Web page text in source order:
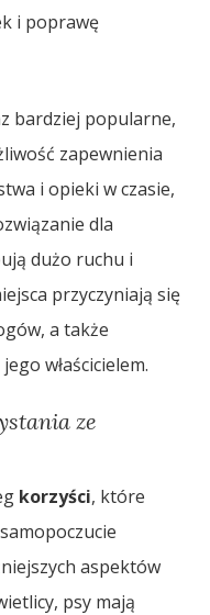
i poprawę
bardziej popularne,
zapewnienia
i opieki w czasie,
dla
dużo ruchu i
przyczyniają się
a także
właścicielem.
ze
korzyści, które
aspektów
psy mają